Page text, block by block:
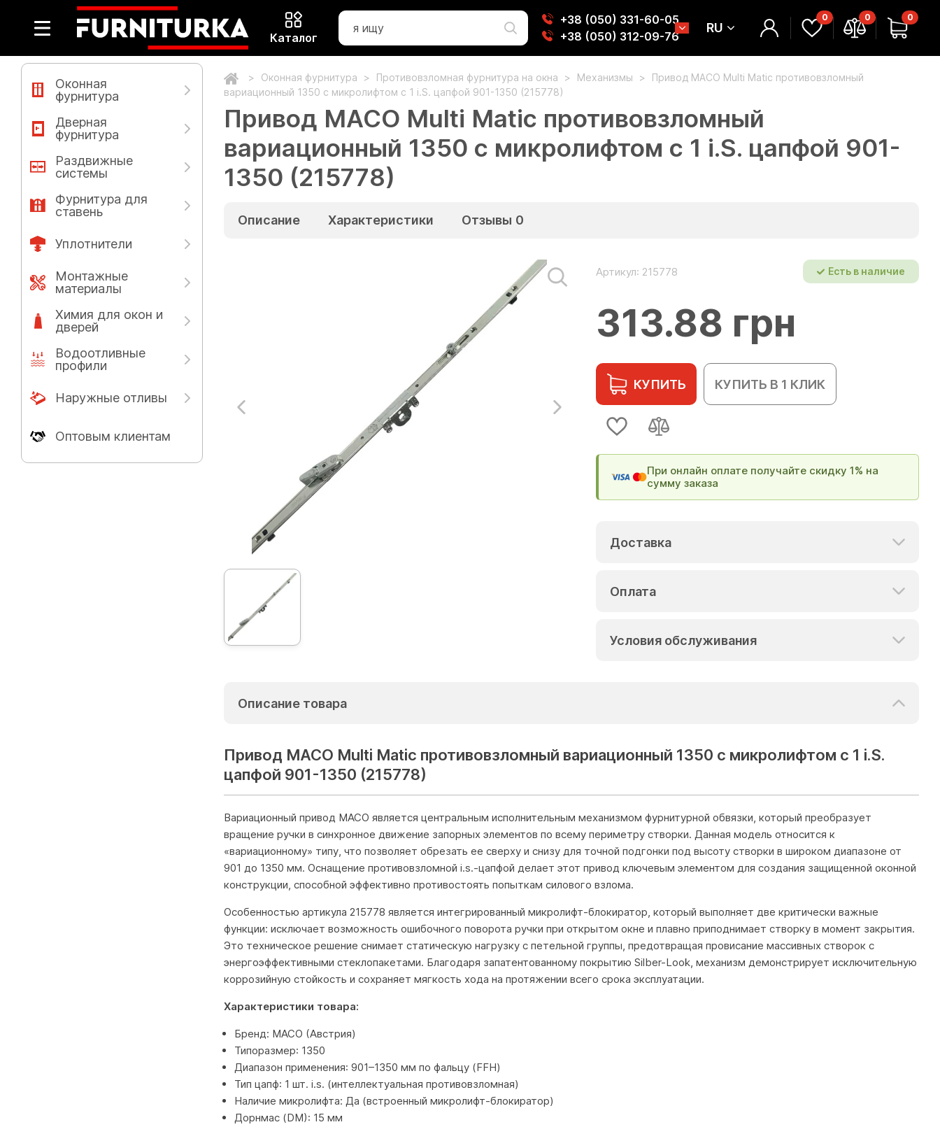
Каталог
+38 (050) 331-60-05
+38 (050) 312-09-76
RU
0 0 0
Оконная
фурнитура
Дверная
фурнитура
Раздвижные
системы
Фурнитура для
ставень
Уплотнители
Монтажные
материалы
Химия для окон и
дверей
Водоотливные
профили
Наружные отливы
Оптовым клиентам
Оконная фурнитура Противовзломная фурнитура на окна Механизмы
Привод МАСО Multi Matic противовзломный
вариационный 1350 с микролифтом c 1 i.S. цапфой 901-1350 (215778)
Привод МАСО Multi Matic противовзломный
вариационный 1350 с микролифтом c 1 i.S. цапфой 901-
1350 (215778)
Описание Характеристики Отзывы 0
Артикул: 215778 Есть в наличие
313.88 грн
КУПИТЬ КУПИТЬ В 1 КЛИК
При онлайн оплате получайте скидку 1% на
сумму заказа
Доставка
Оплата
Условия обслуживания
Описание товара
Привод МАСО Multi Matic противовзломный вариационный 1350 с микролифтом c 1 i.S.
цапфой 901-1350 (215778)
Вариационный привод MACO является центральным исполнительным механизмом фурнитурной обвязки, который преобразует
вращение ручки в синхронное движение запорных элементов по всему периметру створки. Данная модель относится к
«вариационному» типу, что позволяет обрезать ее сверху и снизу для точной подгонки под высоту створки в широком диапазоне от
901 до 1350 мм. Оснащение противовзломной i.s.-цапфой делает этот привод ключевым элементом для создания защищенной оконной
конструкции, способной эффективно противостоять попыткам силового взлома.
Особенностью артикула 215778 является интегрированный микролифт-блокиратор, который выполняет две критически важные
функции: исключает возможность ошибочного поворота ручки при открытом окне и плавно приподнимает створку в момент закрытия.
Это техническое решение снимает статическую нагрузку с петельной группы, предотвращая провисание массивных створок с
энергоэффективными стеклопакетами. Благодаря запатентованному покрытию Silber-Look, механизм демонстрирует исключительную
коррозийную стойкость и сохраняет мягкость хода на протяжении всего срока эксплуатации.
Характеристики товара:
Бренд: MACO (Австрия)
Типоразмер: 1350
Диапазон применения: 901–1350 мм по фальцу (FFH)
Тип цапф: 1 шт. i.s. (интеллектуальная противовзломная)
Наличие микролифта: Да (встроенный микролифт-блокиратор)
Дорнмас (DM): 15 мм